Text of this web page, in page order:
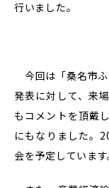
行いました。
今回は「桑名市
発表に対して、来
もコメントを頂戴
にもなりました。
会を予定しています